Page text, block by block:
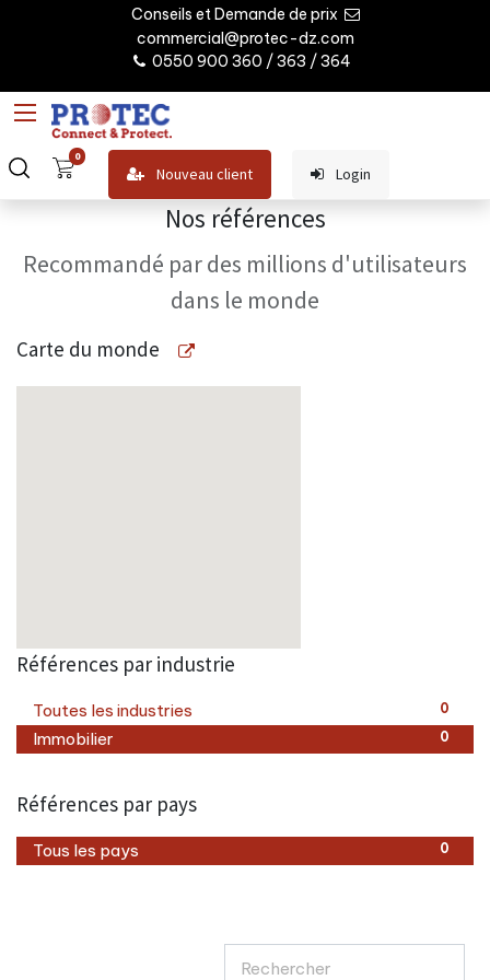
Conseils et Demande de prix
commercial@protec-dz.com
0550 900 360 / 363 / 364
0
Nouveau client Login
Nos références
Recommandé par des millions d'utilisateurs
dans le monde
Carte du monde
Références par industrie
0
Toutes les industries
0
Immobilier
Références par pays
0
Tous les pays